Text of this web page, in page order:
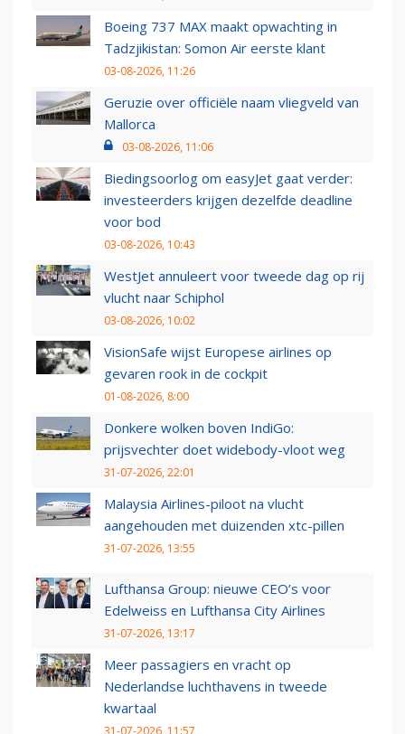
Boeing 737 MAX maakt opwachting in
Tadzjikistan: Somon Air eerste klant
03-08-2026, 11:26
Geruzie over officiële naam vliegveld van
Mallorca
03-08-2026, 11:06
Biedingsoorlog om easyJet gaat verder:
investeerders krijgen dezelfde deadline
voor bod
03-08-2026, 10:43
WestJet annuleert voor tweede dag op rij
vlucht naar Schiphol
03-08-2026, 10:02
VisionSafe wijst Europese airlines op
gevaren rook in de cockpit
01-08-2026, 8:00
Donkere wolken boven IndiGo:
prijsvechter doet widebody-vloot weg
31-07-2026, 22:01
Malaysia Airlines-piloot na vlucht
aangehouden met duizenden xtc-pillen
31-07-2026, 13:55
Lufthansa Group: nieuwe CEO’s voor
Edelweiss en Lufthansa City Airlines
31-07-2026, 13:17
Meer passagiers en vracht op
Nederlandse luchthavens in tweede
kwartaal
31-07-2026, 11:57